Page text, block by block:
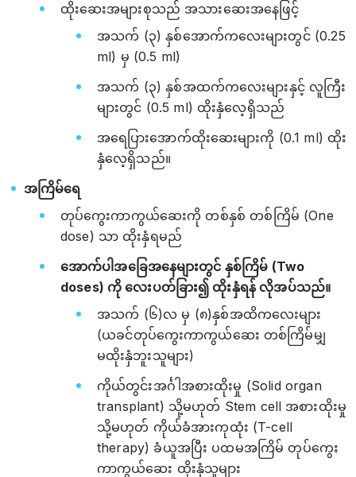
ထိုးဆေးအများစုသည် အသားဆေးအနေဖြင့်
အသက် (၃) နှစ်အောက်ကလေးများတွင် (0.25
ml) မှ (0.5 ml)
အသက် (၃) နှစ်အထက်ကလေးများနှင့် လူကြီး
များတွင် (0.5 ml) ထိုးနှံလေ့ရှိသည်
အရေပြားအောက်ထိုးဆေးများကို (0.1 ml) ထိုး
နှံလေ့ရှိသည်။
အကြိမ်ရေ
တုပ်ကွေးကာကွယ်ဆေးကို တစ်နှစ် တစ်ကြိမ် (One
dose) သာ ထိုးနှံရမည်
အောက်ပါအ‌ခြေအနေများတွင် နှစ်ကြိမ် (Two
doses) ကို လေးပတ်ခြား၍ ထိုးနှံရန် လိုအပ်သည်။
အသက် (၆)လ မှ (၈)နှစ်အထိကလေးများ
(ယခင်တုပ်ကွေးကာကွယ်ဆေး တစ်ကြိမ်မျှ
မထိုးနှံဘူးသူများ)
ကိုယ်တွင်းအင်္ဂါအစားထိုးမှု (Solid organ
transplant) သို့မဟုတ် Stem cell အစားထိုးမှု
သို့မဟုတ် ကိုယ်ခံအားကုထုံး (T-cell
therapy) ခံယူအပြီး ပထမအကြိမ် တုပ်ကွေး
ကာကွယ်ဆေး ထိုးနှံသူများ